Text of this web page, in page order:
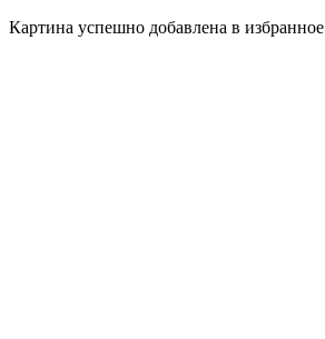
Картина успешно добавлена в избранное